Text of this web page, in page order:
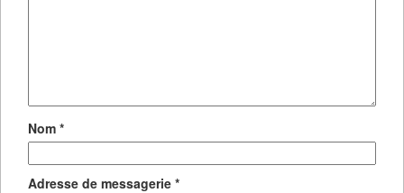
Nom *
Adresse de messagerie *